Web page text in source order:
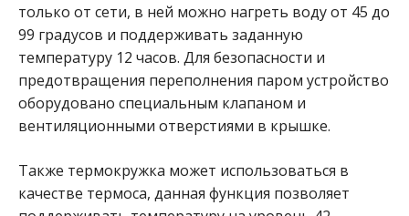
только от сети, в ней можно нагреть воду от 45 до
99 градусов и поддерживать заданную
температуру 12 часов. Для безопасности и
предотвращения переполнения паром устройство
оборудовано специальным клапаном и
вентиляционными отверстиями в крышке.
Также термокружка может использоваться в
качестве термоса, данная функция позволяет